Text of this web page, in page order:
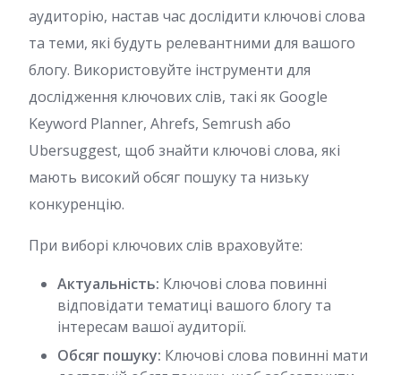
аудиторію, настав час дослідити ключові слова
та теми, які будуть релевантними для вашого
блогу. Використовуйте інструменти для
дослідження ключових слів, такі як Google
Keyword Planner, Ahrefs, Semrush або
Ubersuggest, щоб знайти ключові слова, які
мають високий обсяг пошуку та низьку
конкуренцію.
При виборі ключових слів враховуйте:
Актуальність: Ключові слова повинні
відповідати тематиці вашого блогу та
інтересам вашої аудиторії.
Обсяг пошуку: Ключові слова повинні мати